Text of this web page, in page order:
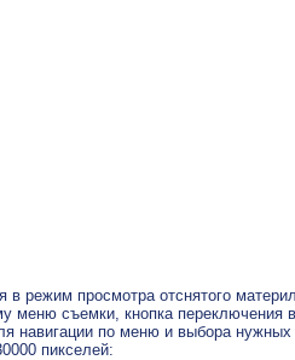
режим просмотра отснятого
съемки, кнопка переключения
по меню и выбора нужных
пикселей: